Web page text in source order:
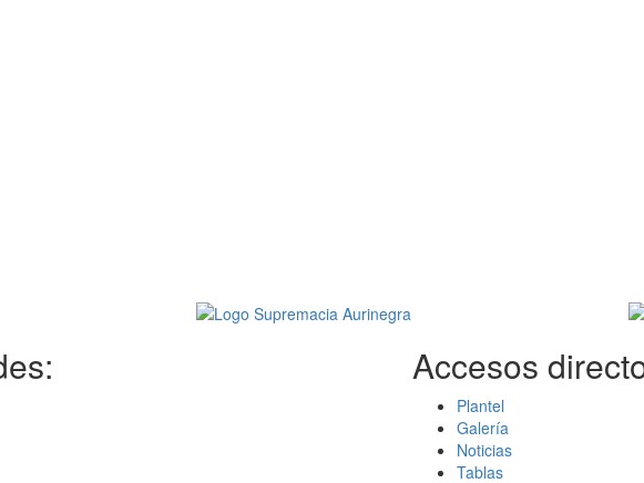
Accesos
Plantel
Galería
Noticias
Tablas